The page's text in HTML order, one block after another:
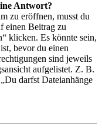
Antwort?
zu eröffnen, musst du
einen Beitrag zu
klicken. Es könnte sein,
bevor du einen
sind jeweils
aufgelistet. Z. B.
darfst Dateianhänge